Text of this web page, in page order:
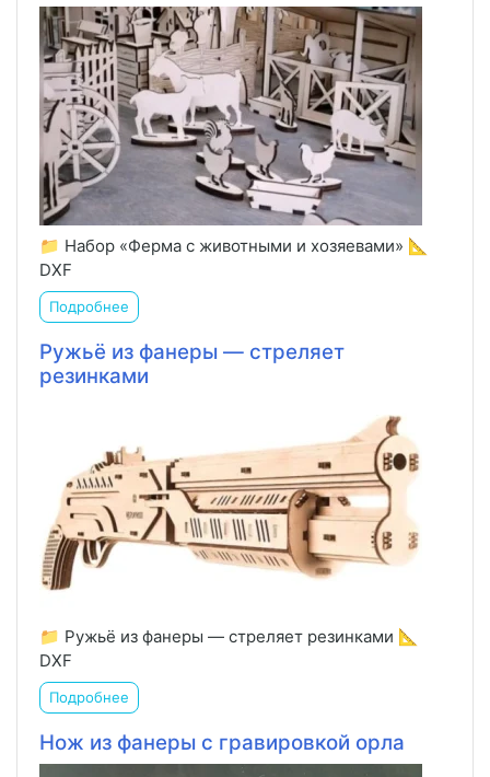
📁 Набор «Ферма с животными и хозяевами» 📐
DXF
Подробнее
Ружьё из фанеры — стреляет
резинками
📁 Ружьё из фанеры — стреляет резинками 📐
DXF
Подробнее
Нож из фанеры с гравировкой орла